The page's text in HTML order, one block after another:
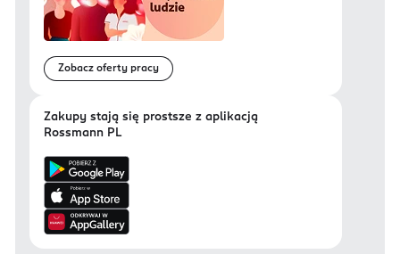
Zobacz oferty pracy
Zakupy stają się prostsze z aplikacją
Rossmann PL